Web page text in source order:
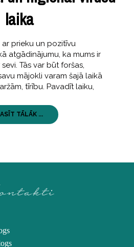
laika
ar prieku un pozitīvu
atgādinājumu, ka mums ir
Tās var būt foršas,
mājokli varam šajā laikā
tīrību. Pavadīt laiku,
TĀLĀK ...